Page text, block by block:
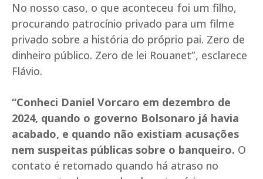
No nosso caso, o que aconteceu foi um filho,
procurando patrocínio privado para um filme
privado sobre a história do próprio pai. Zero de
dinheiro público. Zero de lei Rouanet”, esclarece
Flávio.
“Conheci Daniel Vorcaro em dezembro de
2024, quando o governo Bolsonaro já havia
acabado, e quando não existiam acusações
nem suspeitas públicas sobre o banqueiro. O
contato é retomado quando há atraso no